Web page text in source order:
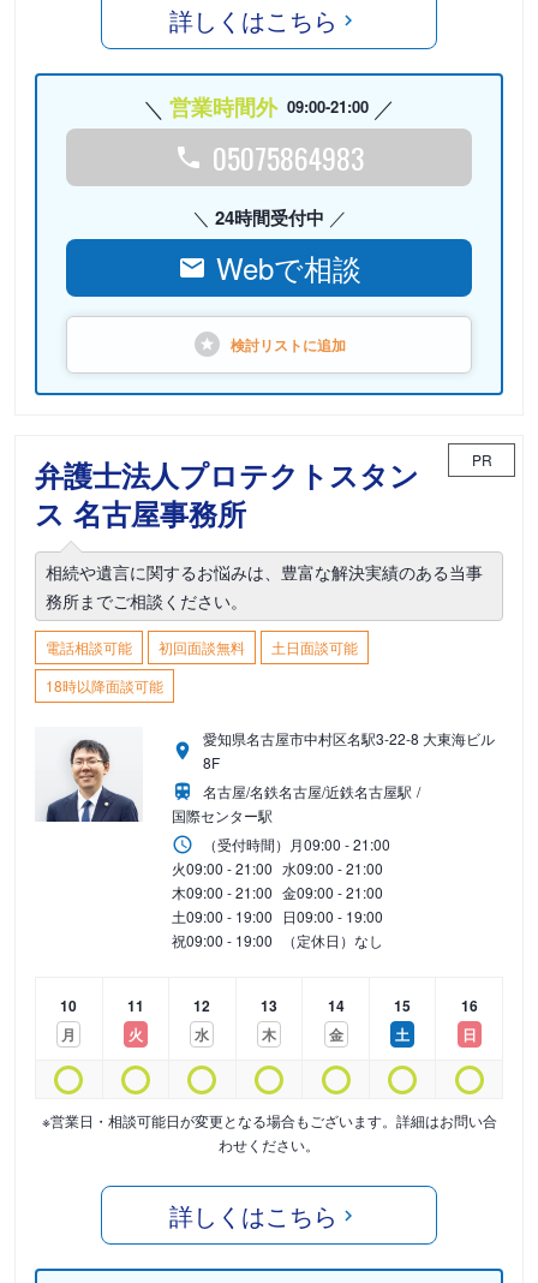
詳しくはこちら
営業時間外 09:00-21:00
05075864983
24時間受付中
Webで相談
検討リストに追加
弁護士法人プロテクトスタン
ス 名古屋事務所
PR
相続や遺言に関するお悩みは、豊富な解決実績のある当事
務所までご相談ください。
電話相談可能 初回面談無料
土日面談可能
18時以降面談可能
愛知県名古屋市中村区名駅3-22-8 大東海ビル
8F
名古屋/名鉄名古屋/近鉄名古屋駅
国際センター駅
（受付時間） 月09:00 - 21:00
火09:00 - 21:00 水09:00 - 21:00
木09:00 - 21:00 金09:00 - 21:00
土09:00 - 19:00 日09:00 - 19:00
祝09:00 - 19:00 （定休日）なし
10
月
11
火
12
水
13
木
14
金
15
土
16
日
※営業日・相談可能日が変更となる場合もございます。詳細はお問い合
わせください。
詳しくはこちら